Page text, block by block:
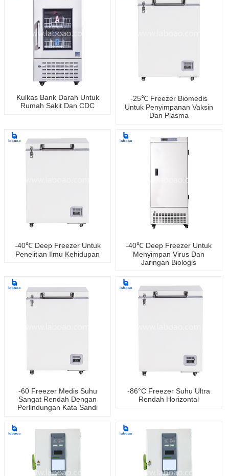
Kulkas Bank Darah Untuk
Rumah Sakit Dan CDC
-25℃ Freezer Biomedis
Untuk Penyimpanan Vaksin
Dan Plasma
-40℃ Deep Freezer Untuk
Penelitian Ilmu Kehidupan
-40℃ Deep Freezer Untuk
Menyimpan Virus Dan
Jaringan Biologis
-60 Freezer Medis Suhu
Sangat Rendah Dengan
Perlindungan Kata Sandi
-86°C Freezer Suhu Ultra
Rendah Horizontal